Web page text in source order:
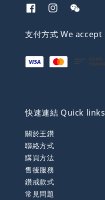
支付方式 We accept
快速連結 Quick links
關於王鑽
聯絡方式
購買方法
售後服務
鑽戒款式
常見問題